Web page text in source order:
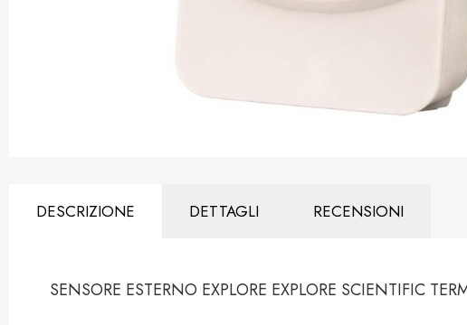
DESCRIZIONE DETTAGLI RECENSIONI
SENSORE ESTERNO EXPLORE EXPLORE SCIENTIFIC